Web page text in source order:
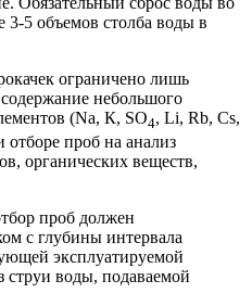
3-5 объемов столба воды в
ограничено лишь
небольшого
(Na, К, SO4, Li, Rb, Cs,
проб на анализ
органических веществ,
проб должен
с глубины интервала
эксплуатируемой
струи воды, подаваемой